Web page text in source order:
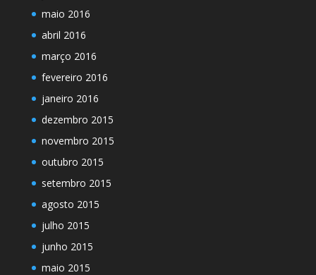
maio 2016
abril 2016
março 2016
fevereiro 2016
janeiro 2016
dezembro 2015
novembro 2015
outubro 2015
setembro 2015
agosto 2015
julho 2015
junho 2015
maio 2015